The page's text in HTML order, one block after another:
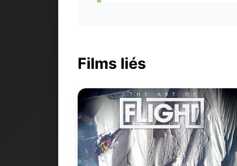
Films liés